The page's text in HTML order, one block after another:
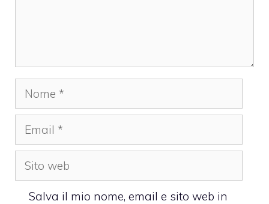
Nome
Email
Sito
web
Salva il mio nome, email e sito web in